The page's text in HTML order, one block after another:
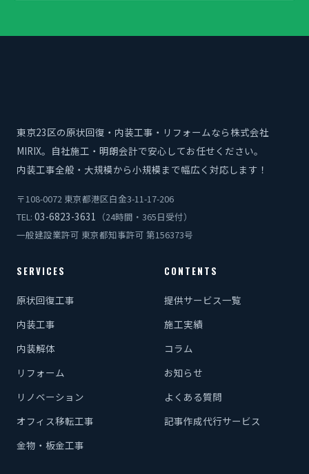
東京23区の原状回復・内装工事・リフォームなら株式会社
MIRIX。自社施工・明朗会計で安心してお任せください。
内装工事全般・大規模から小規模まで幅広く対応します！
〒108-0072 東京都港区白金3-11-17-206
TEL: 03-6823-3631
（24時間・365日受付）
一般建設業許可 東京都知事許可 第156373号
SERVICES
原状回復工事
内装工事
内装解体
リフォーム
リノベーション
オフィス移転工事
金物・板金工事
CONTENTS
提供サービス一覧
施工実績
コラム
お知らせ
よくある質問
記事作成代行サービス